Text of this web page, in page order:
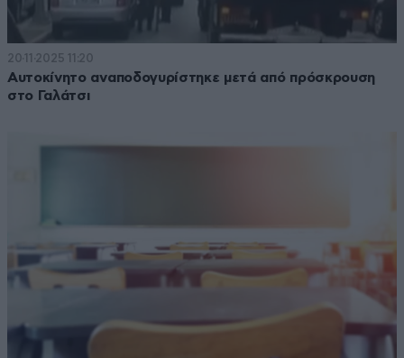
20·11·2025 11:20
Αυτοκίνητο αναποδογυρίστηκε μετά από πρόσκρουση
στο Γαλάτσι